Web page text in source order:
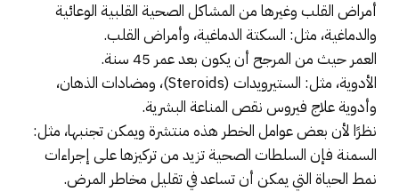
أمراض القلب وغيرها من المشاكل الصحية القلبية الوعائية
والدماغية، مثل: السكتة الدماغية، وأمراض القلب.
العمر حيث من المرجح أن يكون بعد عمر 45 سنة.
الأدوية، مثل: الستيرويدات (Steroids)، ومضادات الذهان،
وأدوية علاج فيروس نقص المناعة البشرية.
نظرًا لأن بعض عوامل الخطر هذه منتشرة ويمكن تجنبها، مثل:
السمنة فإن السلطات الصحية تزيد من تركيزها على إجراءات
نمط الحياة التي يمكن أن تساعد في تقليل مخاطر المرض.